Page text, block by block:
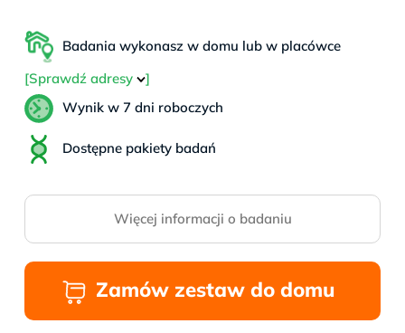
Badania wykonasz w domu lub w placówce
[Sprawdź adresy
]
Wynik w 7 dni roboczych
Dostępne pakiety badań
Więcej informacji o badaniu
Zamów zestaw do domu